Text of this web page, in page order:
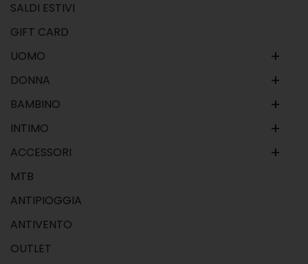
SALDI ESTIVI
GIFT CARD
+
UOMO
+
DONNA
+
BAMBINO
+
INTIMO
+
ACCESSORI
MTB
ANTIPIOGGIA
ANTIVENTO
OUTLET